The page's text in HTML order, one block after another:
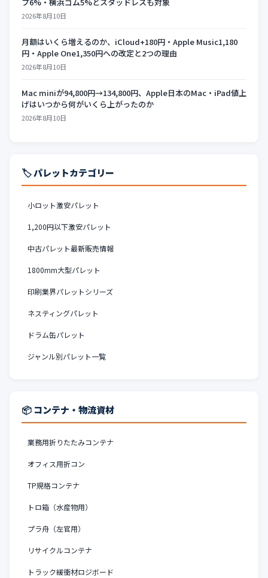
2026年8月10日
月額はいくら増えるのか、iCloud+180円・Apple Music1,180
円・Apple One1,350円への改定と2つの理由
2026年8月10日
Mac miniが94,800円→134,800円、Apple日本のMac・iPad値上
げはいつから何がいくら上がったのか
2026年8月10日
🏷️ パレットカテゴリー
小ロット激安パレット
1,200円以下激安パレット
中古パレット最新販売情報
1800mm大型パレット
印刷業界パレットシリーズ
ネスティングパレット
ドラム缶パレット
ジャンル別パレット一覧
📦 コンテナ・物流資材
業務用折りたたみコンテナ
オフィス用折コン
TP規格コンテナ
トロ箱（水産物用）
プラ舟（左官用）
リサイクルコンテナ
トラック緩衝材ロジボード